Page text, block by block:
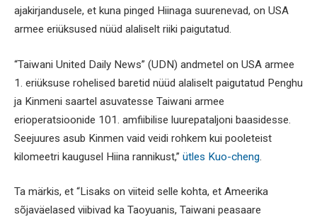
ajakirjandusele, et kuna pinged Hiinaga suurenevad, on USA
armee eriüksused nüüd alaliselt riiki paigutatud.
“Taiwani United Daily News” (UDN) andmetel on USA armee
1. eriüksuse rohelised baretid nüüd alaliselt paigutatud Penghu
ja Kinmeni saartel asuvatesse Taiwani armee
erioperatsioonide 101. amfiibilise luurepataljoni baasidesse.
Seejuures asub Kinmen vaid veidi rohkem kui pooleteist
kilomeetri kaugusel Hiina rannikust,” ütles Kuo-cheng.
Ta märkis, et “Lisaks on viiteid selle kohta, et Ameerika
sõjaväelased viibivad ka Taoyuanis, Taiwani peasaare